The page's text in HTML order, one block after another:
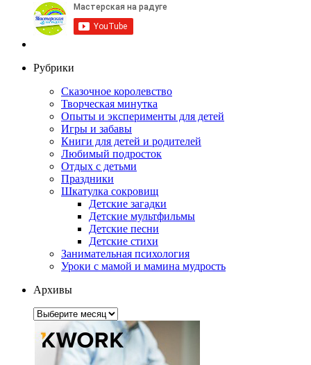
Рубрики
Сказочное королевство
Творческая минутка
Опыты и эксперименты для детей
Игры и забавы
Книги для детей и родителей
Любимый подросток
Отдых с детьми
Праздники
Шкатулка сокровищ
Детские загадки
Детские мультфильмы
Детские песни
Детские стихи
Занимательная психология
Уроки с мамой и мамина мудрость
Архивы
Архивы